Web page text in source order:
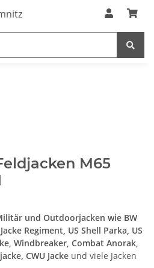
M65
und Outdoorjacken wie BW
Regiment, US Shell Parka, US
Windbreaker, Combat Anorak,
CWU Jacke und viele Jacken